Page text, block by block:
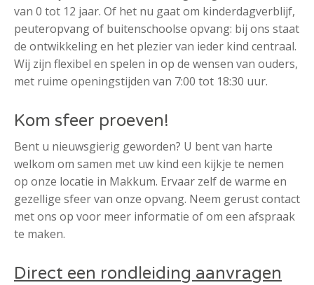
van 0 tot 12 jaar. Of het nu gaat om kinderdagverblijf,
peuteropvang of buitenschoolse opvang: bij ons staat
de ontwikkeling en het plezier van ieder kind centraal.
Wij zijn flexibel en spelen in op de wensen van ouders,
met ruime openingstijden van 7:00 tot 18:30 uur.
Kom sfeer proeven!
Bent u nieuwsgierig geworden? U bent van harte
welkom om samen met uw kind een kijkje te nemen
op onze locatie in Makkum. Ervaar zelf de warme en
gezellige sfeer van onze opvang. Neem gerust contact
met ons op voor meer informatie of om een afspraak
te maken.
Direct een rondleiding aanvragen